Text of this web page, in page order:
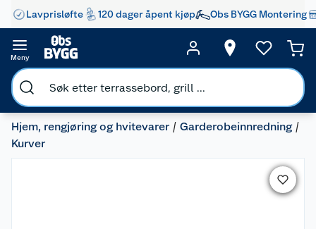
Lavprisløfte 120 dager åpent kjøp Obs BYGG Montering
Meny
Hjem, rengjøring og hvitevarer
Garderobeinnredning
Kurver